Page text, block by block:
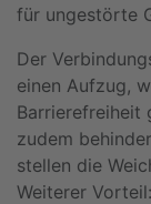
für ungestörte
Der
einen Aufzug,
Barrierefreiheit
zudem
stellen die
Weiterer